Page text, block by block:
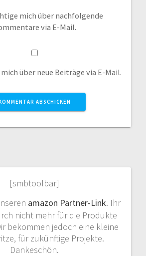
mich über nachfolgende
via E-Mail.
über neue Beiträge via E-Mail.
[smbtoolbar]
amazon Partner-Link. Ihr
nicht mehr für die Produkte
bekommen jedoch eine kleine
für zukünftige Projekte.
Dankeschön.